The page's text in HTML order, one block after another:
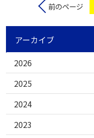
前のページ
アーカイブ
2026
2025
2024
2023